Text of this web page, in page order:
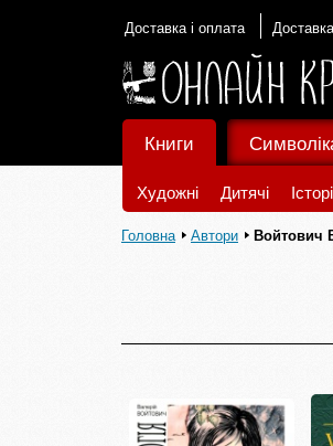
Доставка і оплата
Книги
Художні Дитячі
Головна Автори Войтович